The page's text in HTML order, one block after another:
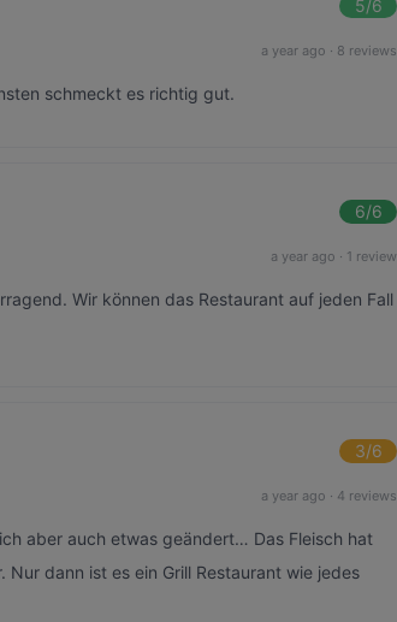
5/6
a year ago · 8 reviews
schmeckt es richtig gut.
6/6
a year ago · 1 review
Wir können das Restaurant auf jeden Fall
3/6
a year ago · 4 reviews
aber auch etwas geändert… Das Fleisch hat
dann ist es ein Grill Restaurant wie jedes